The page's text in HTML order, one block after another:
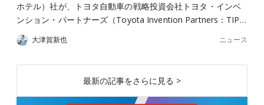
ホテル）社が、トヨタ自動車の戦略投資会社トヨタ・インベ
ンション・パートナーズ（Toyota Invention Partners：TIP…
大津賀新也 ニュース
最新の記事をさらに見る >